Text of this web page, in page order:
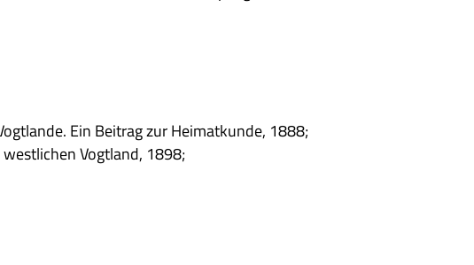
Ein Bei­trag zur Hei­mat­kunde, 1888;
Vogt­land, 1898;